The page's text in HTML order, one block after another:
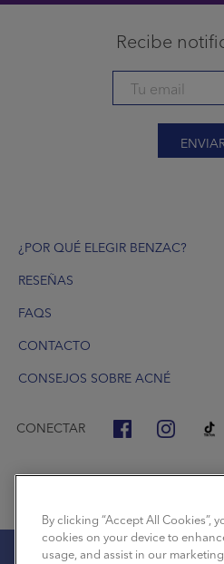
Recibe
Footer
¿POR QUÉ ELEGIR BENZAC?
RESEÑAS
FAQS
CONTACTO
CONSEJOS SOBRE ACNÉ
CONECTAR
By clicking “Accept All Cookies”,
cookies on your device to
usage, and assist in our